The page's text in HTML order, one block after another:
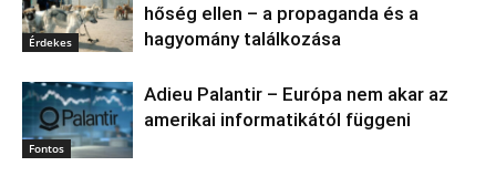
Érdekes
hőség ellen – a propaganda és a
hagyomány találkozása
Fontos
Adieu Palantir – Európa nem akar az
amerikai informatikától függeni